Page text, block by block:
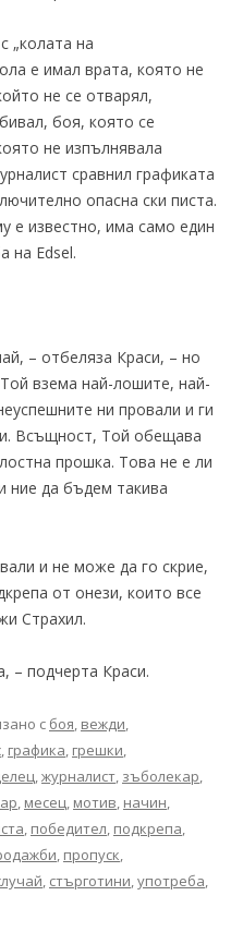
„колата на
е имал врата, която не
не се отварял,
боя, която се
не изпълнявала
сравнил графиката
опасна ски писта.
е известно, има само един
на Edsel.
– отбеляза Краси, – но
взема най-лошите, най-
ни провали и ги
Всъщност, Той обещава
прошка. Това не е ли
да бъдем такива
и не може да го скрие,
от онези, които все
Страхил.
– подчерта Краси.
с боя, вежди,
, графика, грешки,
,журналист, зъболекар,
, месец, мотив, начин,
, победител, подкрепа,
, пропуск,
, стърготини,употреба,